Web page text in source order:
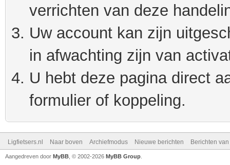
verrichten van deze
Uw account kan zijn
in afwachting zijn van
U hebt deze pagina direct
formulier of koppeling.
Ligfietsers.nl Naar boven Archiefmodus Nieuwe berichten Berichten
Aangedreven door MyBB , © 2002-2026 MyBB Group